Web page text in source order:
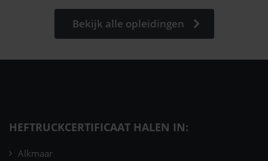
Bekijk alle opleidingen
HEFTRUCKCERTIFICAAT HALEN IN:
Alkmaar